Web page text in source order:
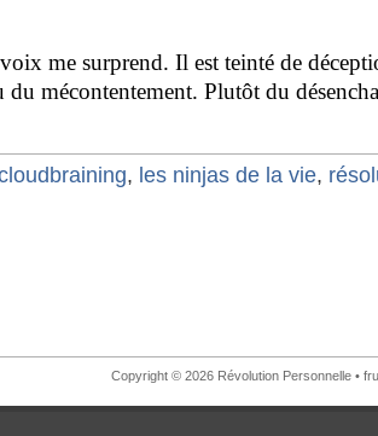
me surprend. Il est teinté de
du mécontentement. Plutôt du
, les ninjas de la vie,
Copyright © 2026 Révolution Personnelle •